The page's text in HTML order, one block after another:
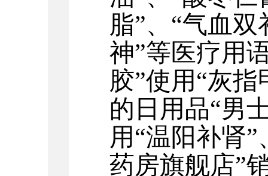
脂”、 “气血双
神”等医疗用
胶”使用“灰指
的日 用品“男
用“温阳补肾”
药房旗舰店”